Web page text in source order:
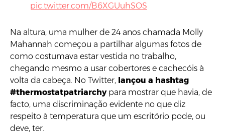
pic.twitter.com/B6XGUuhSOS
2015
Na altura, uma mulher de 24 anos chamada Molly
Mahannah começou a partilhar algumas fotos de
como costumava estar vestida no trabalho,
chegando mesmo a usar cobertores e cachecóis à
volta da cabeça. No Twitter, lançou a hashtag
#thermostatpatriarchypara mostrar que havia, de
facto, uma discriminação evidente no que diz
respeito à temperatura que um escritório pode, ou
deve, ter.